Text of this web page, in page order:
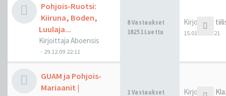
Pohjois-Ruotsi:
Kiiruna, Boden,
Luulaja...
Kirjoittaja Aboensis
- 29.12.09 22:11
8 Vastaukset
18251 Luettu
Kirjoittaja
15.01.23 12:21
GUAM ja Pohjois-
Mariaanit |
1 Vastaukset
Kirjoittaja